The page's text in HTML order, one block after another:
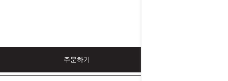
주문하기